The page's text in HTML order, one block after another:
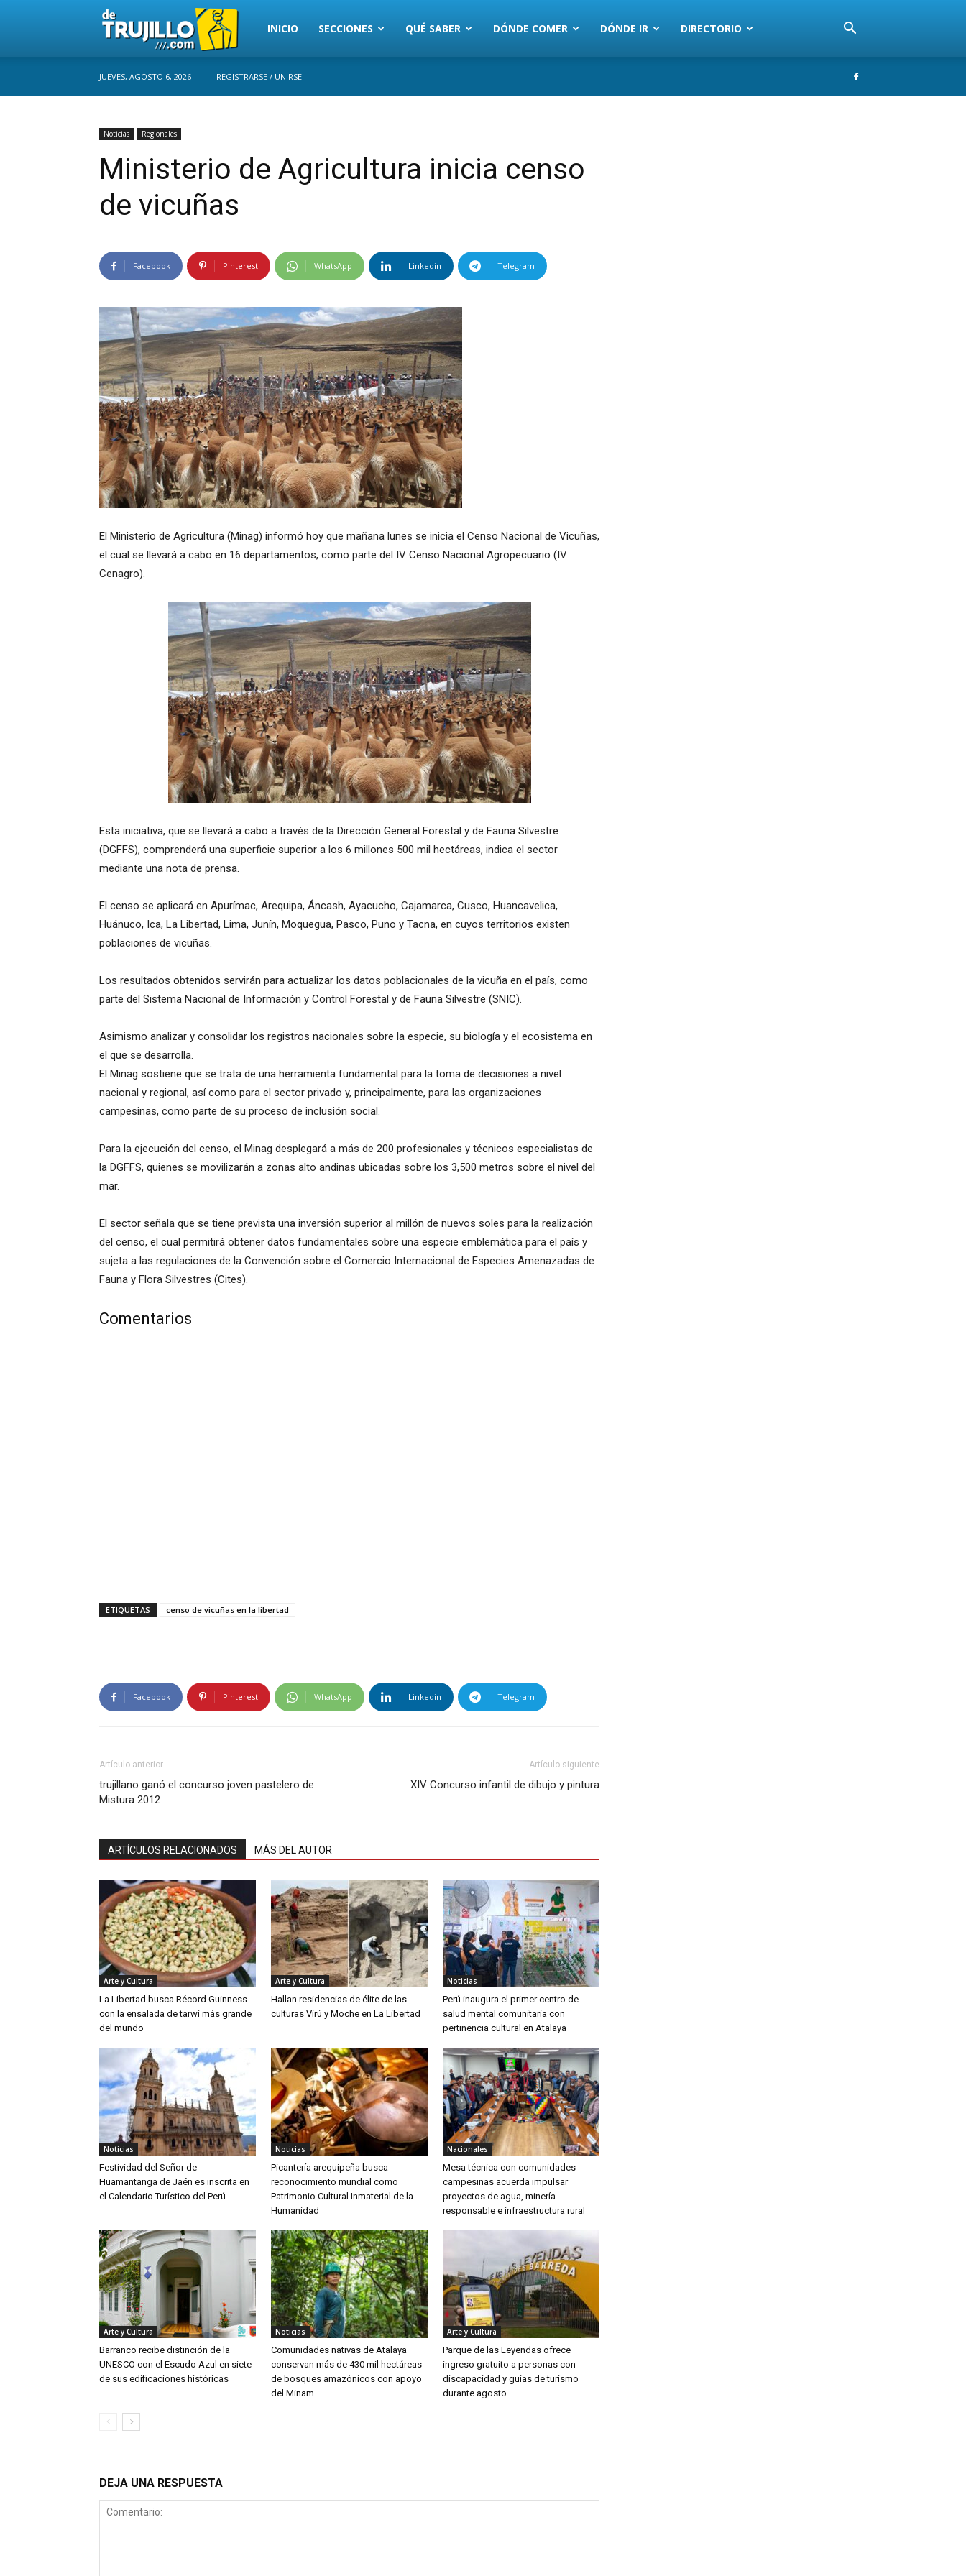
Trujillo
INICIO SECCIONES QUÉ SABER DÓNDE COMER DÓNDE IR DIRECTORIO
JUEVES, AGOSTO 6, 2026 REGISTRARSE / UNIRSE
Noticias Regionales
Ministerio de Agricultura inicia censo
de vicuñas
Facebook Pinterest WhatsApp Linkedin Telegram
El Ministerio de Agricultura (Minag) informó hoy que mañana lunes se inicia el Censo Nacional de Vicuñas,
el cual se llevará a cabo en 16 departamentos, como parte del IV Censo Nacional Agropecuario (IV
Cenagro).
Esta iniciativa, que se llevará a cabo a través de la Dirección General Forestal y de Fauna Silvestre
(DGFFS), comprenderá una superficie superior a los 6 millones 500 mil hectáreas, indica el sector
mediante una nota de prensa.
El censo se aplicará en Apurímac, Arequipa, Áncash, Ayacucho, Cajamarca, Cusco, Huancavelica,
Huánuco, Ica, La Libertad, Lima, Junín, Moquegua, Pasco, Puno y Tacna, en cuyos territorios existen
poblaciones de vicuñas.
Los resultados obtenidos servirán para actualizar los datos poblacionales de la vicuña en el país, como
parte del Sistema Nacional de Información y Control Forestal y de Fauna Silvestre (SNIC).
Asimismo analizar y consolidar los registros nacionales sobre la especie, su biología y el ecosistema en
el que se desarrolla.
El Minag sostiene que se trata de una herramienta fundamental para la toma de decisiones a nivel
nacional y regional, así como para el sector privado y, principalmente, para las organizaciones
campesinas, como parte de su proceso de inclusión social.
Para la ejecución del censo, el Minag desplegará a más de 200 profesionales y técnicos especialistas de
la DGFFS, quienes se movilizarán a zonas alto andinas ubicadas sobre los 3,500 metros sobre el nivel del
mar.
El sector señala que se tiene prevista una inversión superior al millón de nuevos soles para la realización
del censo, el cual permitirá obtener datos fundamentales sobre una especie emblemática para el país y
sujeta a las regulaciones de la Convención sobre el Comercio Internacional de Especies Amenazadas de
Fauna y Flora Silvestres (Cites).
Comentarios
ETIQUETAS censo de vicuñas en la libertad
Facebook Pinterest WhatsApp Linkedin Telegram
Artículo anterior
trujillano ganó el concurso joven pastelero de
Mistura 2012
Artículo siguiente
XIV Concurso infantil de dibujo y pintura
ARTÍCULOS RELACIONADOS MÁS DEL AUTOR
Arte y Cultura
La Libertad busca Récord Guinness
con la ensalada de tarwi más grande
del mundo
Arte y Cultura
Hallan residencias de élite de las
culturas Virú y Moche en La Libertad
Noticias
Perú inaugura el primer centro de
salud mental comunitaria con
pertinencia cultural en Atalaya
Noticias
Festividad del Señor de
Huamantanga de Jaén es inscrita en
el Calendario Turístico del Perú
Noticias
Picantería arequipeña busca
reconocimiento mundial como
Patrimonio Cultural Inmaterial de la
Humanidad
Nacionales
Mesa técnica con comunidades
campesinas acuerda impulsar
proyectos de agua, minería
responsable e infraestructura rural
Arte y Cultura
Barranco recibe distinción de la
UNESCO con el Escudo Azul en siete
de sus edificaciones históricas
Noticias
Comunidades nativas de Atalaya
conservan más de 430 mil hectáreas
de bosques amazónicos con apoyo
del Minam
Arte y Cultura
Parque de las Leyendas ofrece
ingreso gratuito a personas con
discapacidad y guías de turismo
durante agosto
DEJA UNA RESPUESTA